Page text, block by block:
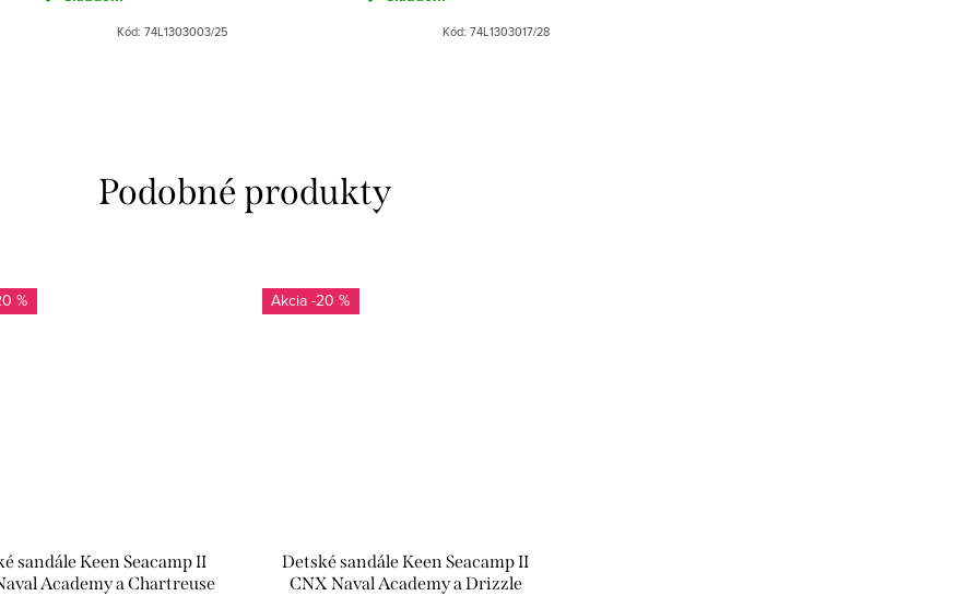
Kód: 74L1303003/25 Kód: 74L1303017/28
%
sandále Keen Seacamp II
Academy a Chartreuse
-20 %
Detské sandále Keen Seacamp II
CNX Naval Academy a Drizzle